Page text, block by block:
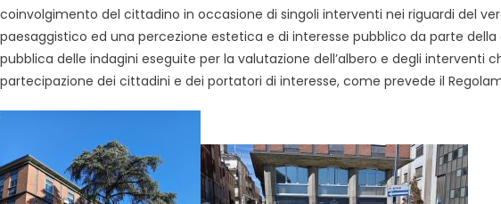
coinvolgimento del cittadino in occasione di singoli interventi nei riguardi del
paesaggistico ed una percezione estetica e di interesse pubblico da parte
pubblica delle indagini eseguite per la valutazione dell’albero e degli
partecipazione dei cittadini e dei portatori di interesse, come prevede il